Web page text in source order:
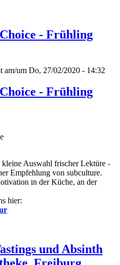
- Frühling
am/um Do, 27/02/2020 - 14:32
- Frühling
Auswahl frischer Lektüre -
Empfehlung von subculture.
in der Küche, an der
hier:
und Absinth